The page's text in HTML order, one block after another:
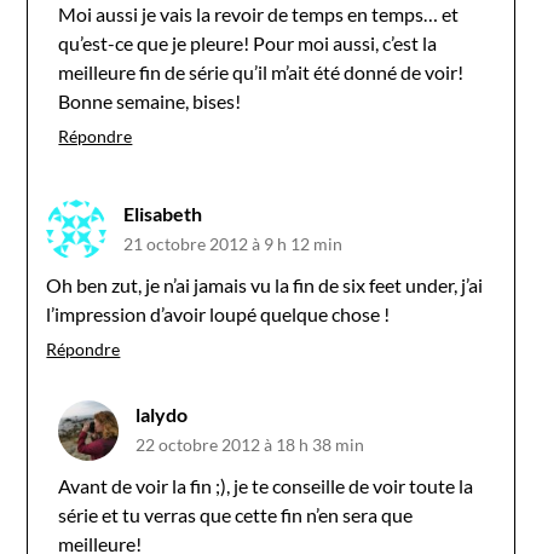
Moi aussi je vais la revoir de temps en temps… et
qu’est-ce que je pleure! Pour moi aussi, c’est la
meilleure fin de série qu’il m’ait été donné de voir!
Bonne semaine, bises!
Répondre
Elisabeth
21 octobre 2012 à 9 h 12 min
Oh ben zut, je n’ai jamais vu la fin de six feet under, j’ai
l’impression d’avoir loupé quelque chose !
Répondre
lalydo
22 octobre 2012 à 18 h 38 min
Avant de voir la fin ;), je te conseille de voir toute la
série et tu verras que cette fin n’en sera que
meilleure!